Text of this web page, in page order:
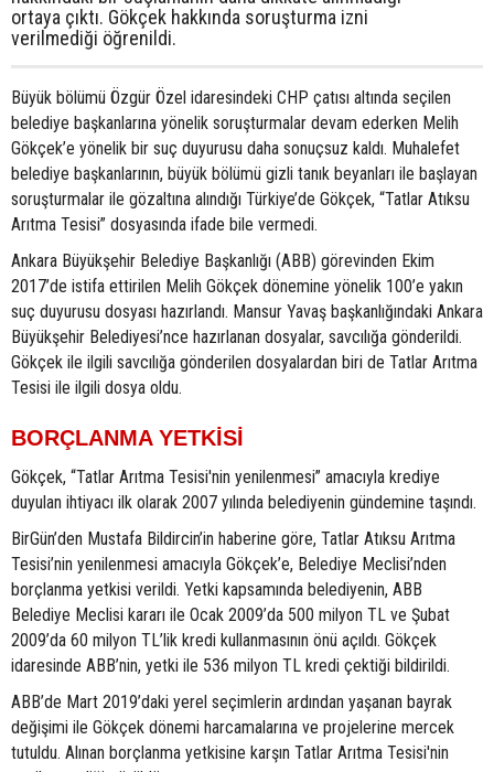
ortaya çıktı. Gökçek hakkında soruşturma izni
verilmediği öğrenildi.
Büyük bölümü Özgür Özel idaresindeki CHP çatısı altında seçilen
belediye başkanlarına yönelik soruşturmalar devam ederken Melih
Gökçek’e yönelik bir suç duyurusu daha sonuçsuz kaldı. Muhalefet
belediye başkanlarının, büyük bölümü gizli tanık beyanları ile başlayan
soruşturmalar ile gözaltına alındığı Türkiye’de Gökçek, “Tatlar Atıksu
Arıtma Tesisi” dosyasında ifade bile vermedi.
Ankara Büyükşehir Belediye Başkanlığı (ABB) görevinden Ekim
2017’de istifa ettirilen Melih Gökçek dönemine yönelik 100’e yakın
suç duyurusu dosyası hazırlandı. Mansur Yavaş başkanlığındaki Ankara
Büyükşehir Belediyesi’nce hazırlanan dosyalar, savcılığa gönderildi.
Gökçek ile ilgili savcılığa gönderilen dosyalardan biri de Tatlar Arıtma
Tesisi ile ilgili dosya oldu.
BORÇLANMA YETKİSİ
Gökçek, “Tatlar Arıtma Tesisi'nin yenilenmesi” amacıyla krediye
duyulan ihtiyacı ilk olarak 2007 yılında belediyenin gündemine taşındı.
BirGün’den Mustafa Bildircin’in haberine göre, Tatlar Atıksu Arıtma
Tesisi’nin yenilenmesi amacıyla Gökçek’e, Belediye Meclisi’nden
borçlanma yetkisi verildi. Yetki kapsamında belediyenin, ABB
Belediye Meclisi kararı ile Ocak 2009’da 500 milyon TL ve Şubat
2009’da 60 milyon TL’lik kredi kullanmasının önü açıldı. Gökçek
idaresinde ABB’nin, yetki ile 536 milyon TL kredi çektiği bildirildi.
ABB’de Mart 2019’daki yerel seçimlerin ardından yaşanan bayrak
değişimi ile Gökçek dönemi harcamalarına ve projelerine mercek
tutuldu. Alınan borçlanma yetkisine karşın Tatlar Arıtma Tesisi'nin